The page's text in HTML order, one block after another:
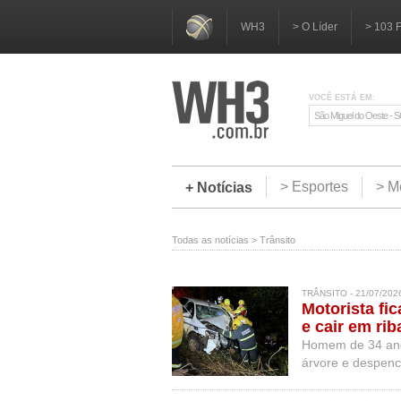
WH3 > O Líder > 103
VOCÊ ESTÁ EM:
São Miguel do Oeste -
+ Notícias
> Esportes >
Todas as notícias > Trânsito
TRÂNSITO - 21/07/
Motorista
e cair em
Homem de 34
árvore e